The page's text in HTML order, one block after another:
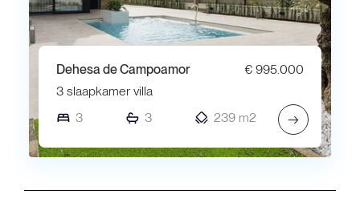
Dehesa de Campoamor
€ 995.000
3 slaapkamer villa
3
3 239 m2 →